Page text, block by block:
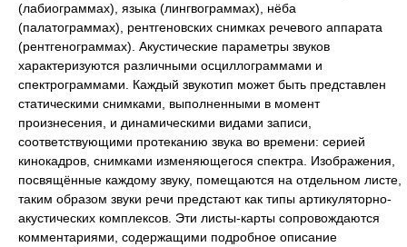
(лабиограммах), языка (лингвограммах), нёба
(палатограммах), рентгеновских снимках речевого аппарата
(рентгенограммах). Акустические параметры звуков
характеризуются различными осциллограммами и
спектрограммами. Каждый звукотип может быть представлен
статическими снимками, выполненными в момент
произнесения, и динамическими видами записи,
соответствующими протеканию звука во времени: серией
кинокадров, снимками изменяющегося спектра. Изображения,
посвящённые каждому звуку, помещаются на отдельном листе,
таким образом звуки речи предстают как типы артикуляторно-
акустических комплексов. Эти листы-карты сопровождаются
комментариями, содержащими подробное описание